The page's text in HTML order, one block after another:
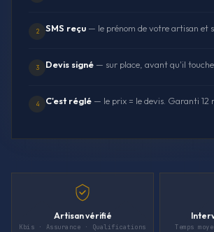
2 SMS reçu — le prénom de votre artisan et
3 Devis signé — sur place, avant qu'il
4 C'est réglé — le prix = le devis. Garanti 12
Artisan vérifié
Kbis · Assurance · Qualifications Temps